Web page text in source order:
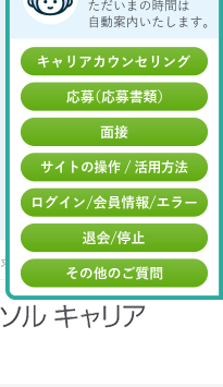
求人掲載・採用企業の方へ